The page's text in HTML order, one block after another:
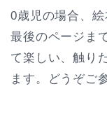
0歳児の場合、
最後のページま
て楽しい、触り
ます。どうぞご